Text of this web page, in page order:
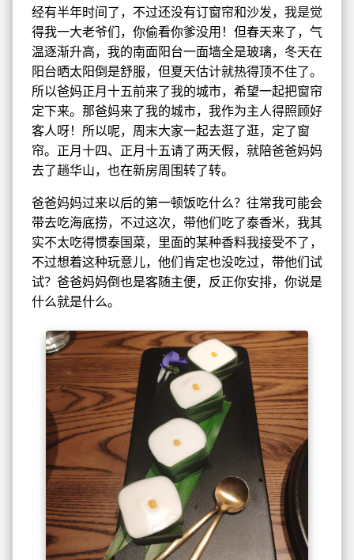
经有半年时间了，不过还没有订窗帘和沙发，我是觉
得我一大老爷们，你偷看你爹没用！但春天来了，气
温逐渐升高，我的南面阳台一面墙全是玻璃，冬天在
阳台晒太阳倒是舒服，但夏天估计就热得顶不住了。
所以爸妈正月十五前来了我的城市，希望一起把窗帘
定下来。那爸妈来了我的城市，我作为主人得照顾好
客人呀！所以呢，周末大家一起去逛了逛，定了窗
帘。正月十四、正月十五请了两天假，就陪爸爸妈妈
去了趟华山，也在新房周围转了转。
爸爸妈妈过来以后的第一顿饭吃什么？往常我可能会
带去吃海底捞，不过这次，带他们吃了泰香米，我其
实不太吃得惯泰国菜，里面的某种香料我接受不了，
不过想着这种玩意儿，他们肯定也没吃过，带他们试
试？爸爸妈妈倒也是客随主便，反正你安排，你说是
什么就是什么。